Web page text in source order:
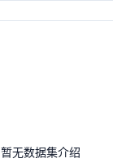
暂无数据集介绍